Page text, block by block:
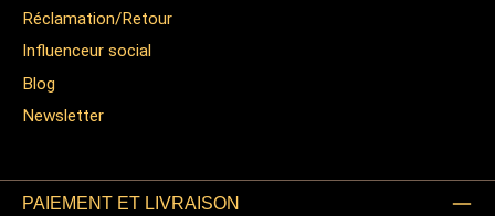
Réclamation/Retour
Influenceur social
Blog
Newsletter
PAIEMENT ET LIVRAISON